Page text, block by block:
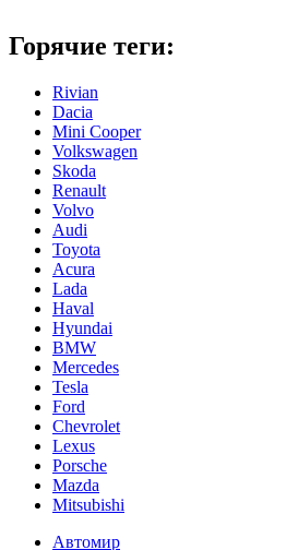
Горячие теги:
Rivian
Dacia
Mini Cooper
Volkswagen
Skoda
Renault
Volvo
Audi
Toyota
Acura
Lada
Haval
Hyundai
BMW
Mercedes
Tesla
Ford
Chevrolet
Lexus
Porsche
Mazda
Mitsubishi
Автомир